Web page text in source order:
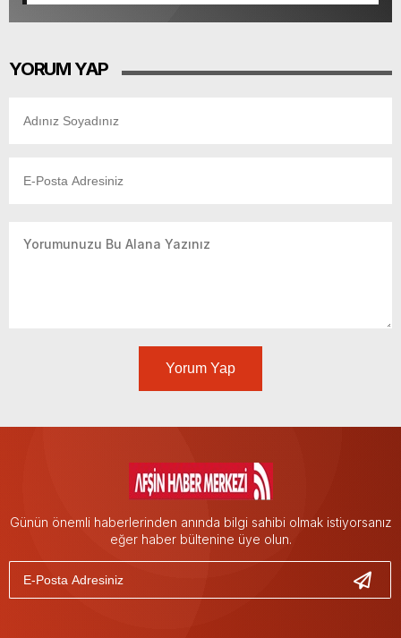
YORUM YAP
Yorum Yap
Günün önemli haberlerinden anında bilgi sahibi olmak istiyorsanız
eğer haber bültenine üye olun.